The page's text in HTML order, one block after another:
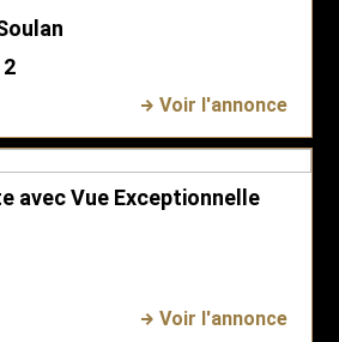
2
Voir l'annonce
avec Vue Exceptionnelle
Voir l'annonce